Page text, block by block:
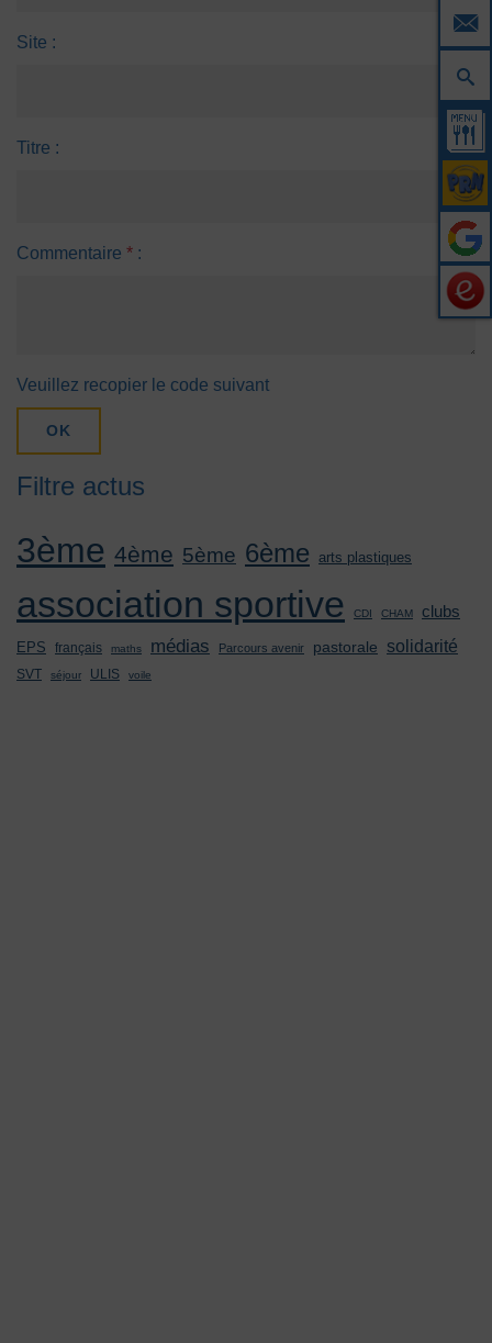
Site :
Titre :
Commentaire * :
Veuillez recopier le code suivant
OK
Filtre actus
3ème 4ème 5ème 6ème arts plastiques
association sportive CDI CHAM clubs
EPS français maths médias Parcours avenir pastorale solidarité
SVT séjour ULIS voile